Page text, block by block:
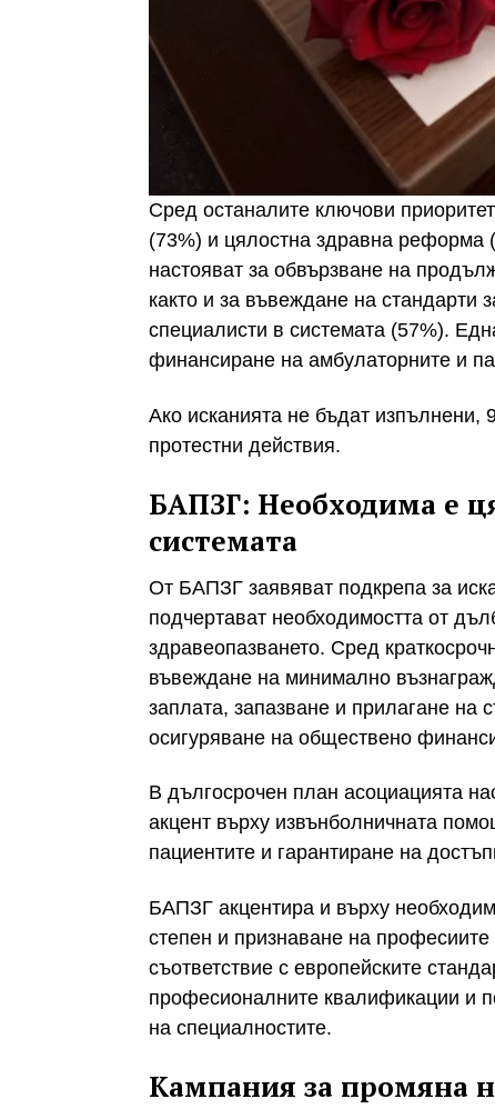
Сред останалите ключови
(73%) и цялостна здравна реформа
настояват за обвързване на
както и за въвеждане на стандарти
специалисти в системата (57%).
финансиране на амбулаторните и
Ако исканията не бъдат изпълнени,
протестни действия.
БАПЗГ: Необходима е
системата
От БАПЗГ заявяват подкрепа за
подчертават необходимостта от
здравеопазването. Сред
въвеждане на минимално
заплата, запазване и прилагане на
осигуряване на обществено
В дългосрочен план асоциацията
акцент върху извънболничната
пациентите и гарантиране на
БАПЗГ акцентира и върху
степен и признаване на
съответствие с европейските
професионалните квалификации и
на специалностите.
Кампания за промяна